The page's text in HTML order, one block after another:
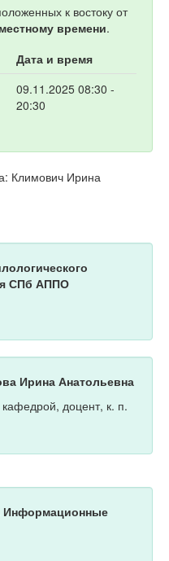
к востоку от
времени.
Дата и время
09.11.2025 08:30 -
20:30
Климович Ирина
СПб АППО
Ирина Анатольевна
доцент, к. п.
Информационные